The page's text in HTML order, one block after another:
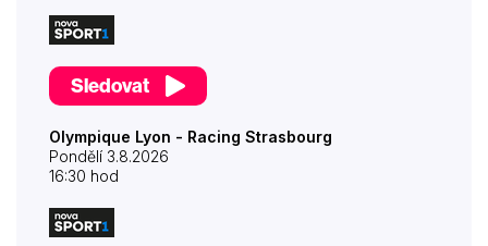
Sledovat
Olympique Lyon - Racing Strasbourg
Pondělí 3.8.2026
16:30 hod